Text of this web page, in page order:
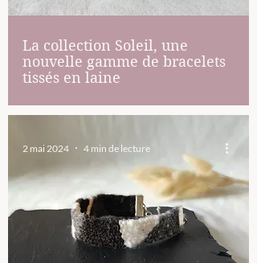
La collection Soleil, une
nouvelle gamme de bracelets
tissés en laine
2 mai 2024 4 min de lecture